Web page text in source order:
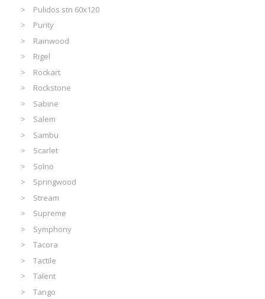
Pulidos stn 60x120
Purity
Rainwood
Rigel
Rockart
Rockstone
Sabine
Salem
Sambu
Scarlet
Solno
Springwood
Stream
Supreme
Symphony
Tacora
Tactile
Talent
Tango